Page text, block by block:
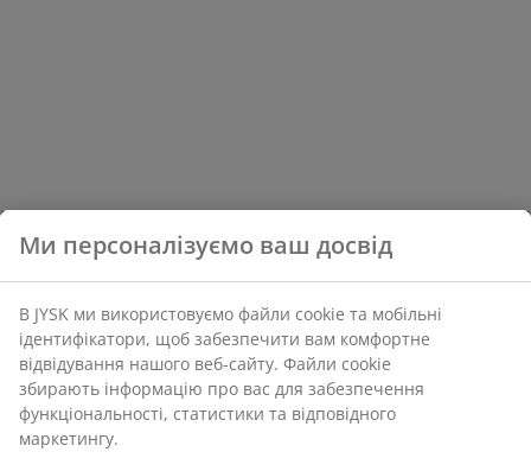
Ми персоналізуємо ваш досвід
В JYSK ми використовуємо файли cookie та мобільні
ідентифікатори, щоб забезпечити вам комфортне
відвідування нашого веб-сайту. Файли cookie
збирають інформацію про вас для забезпечення
функціональності, статистики та відповідного
маркетингу.